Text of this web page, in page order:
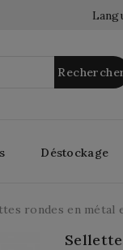
Déstockage
rondes en métal